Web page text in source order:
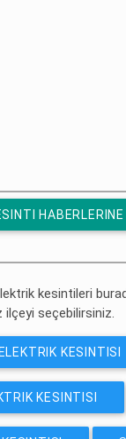
HABERLERINE
kesintileri
ilçeyi seçebilirsiniz.
KESINTISI
KESINTISI